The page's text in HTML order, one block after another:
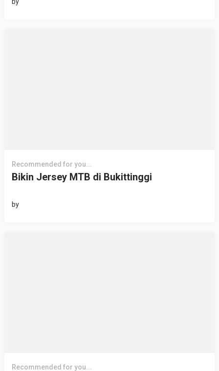
Recommended for you...
Bikin Jersey MTB di Bukittinggi
by
Recommended for you...